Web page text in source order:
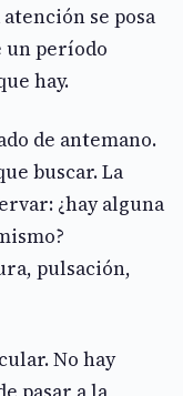
se posa
un período
hay.
de antemano.
buscar. La
¿hay alguna
pulsación,
No hay